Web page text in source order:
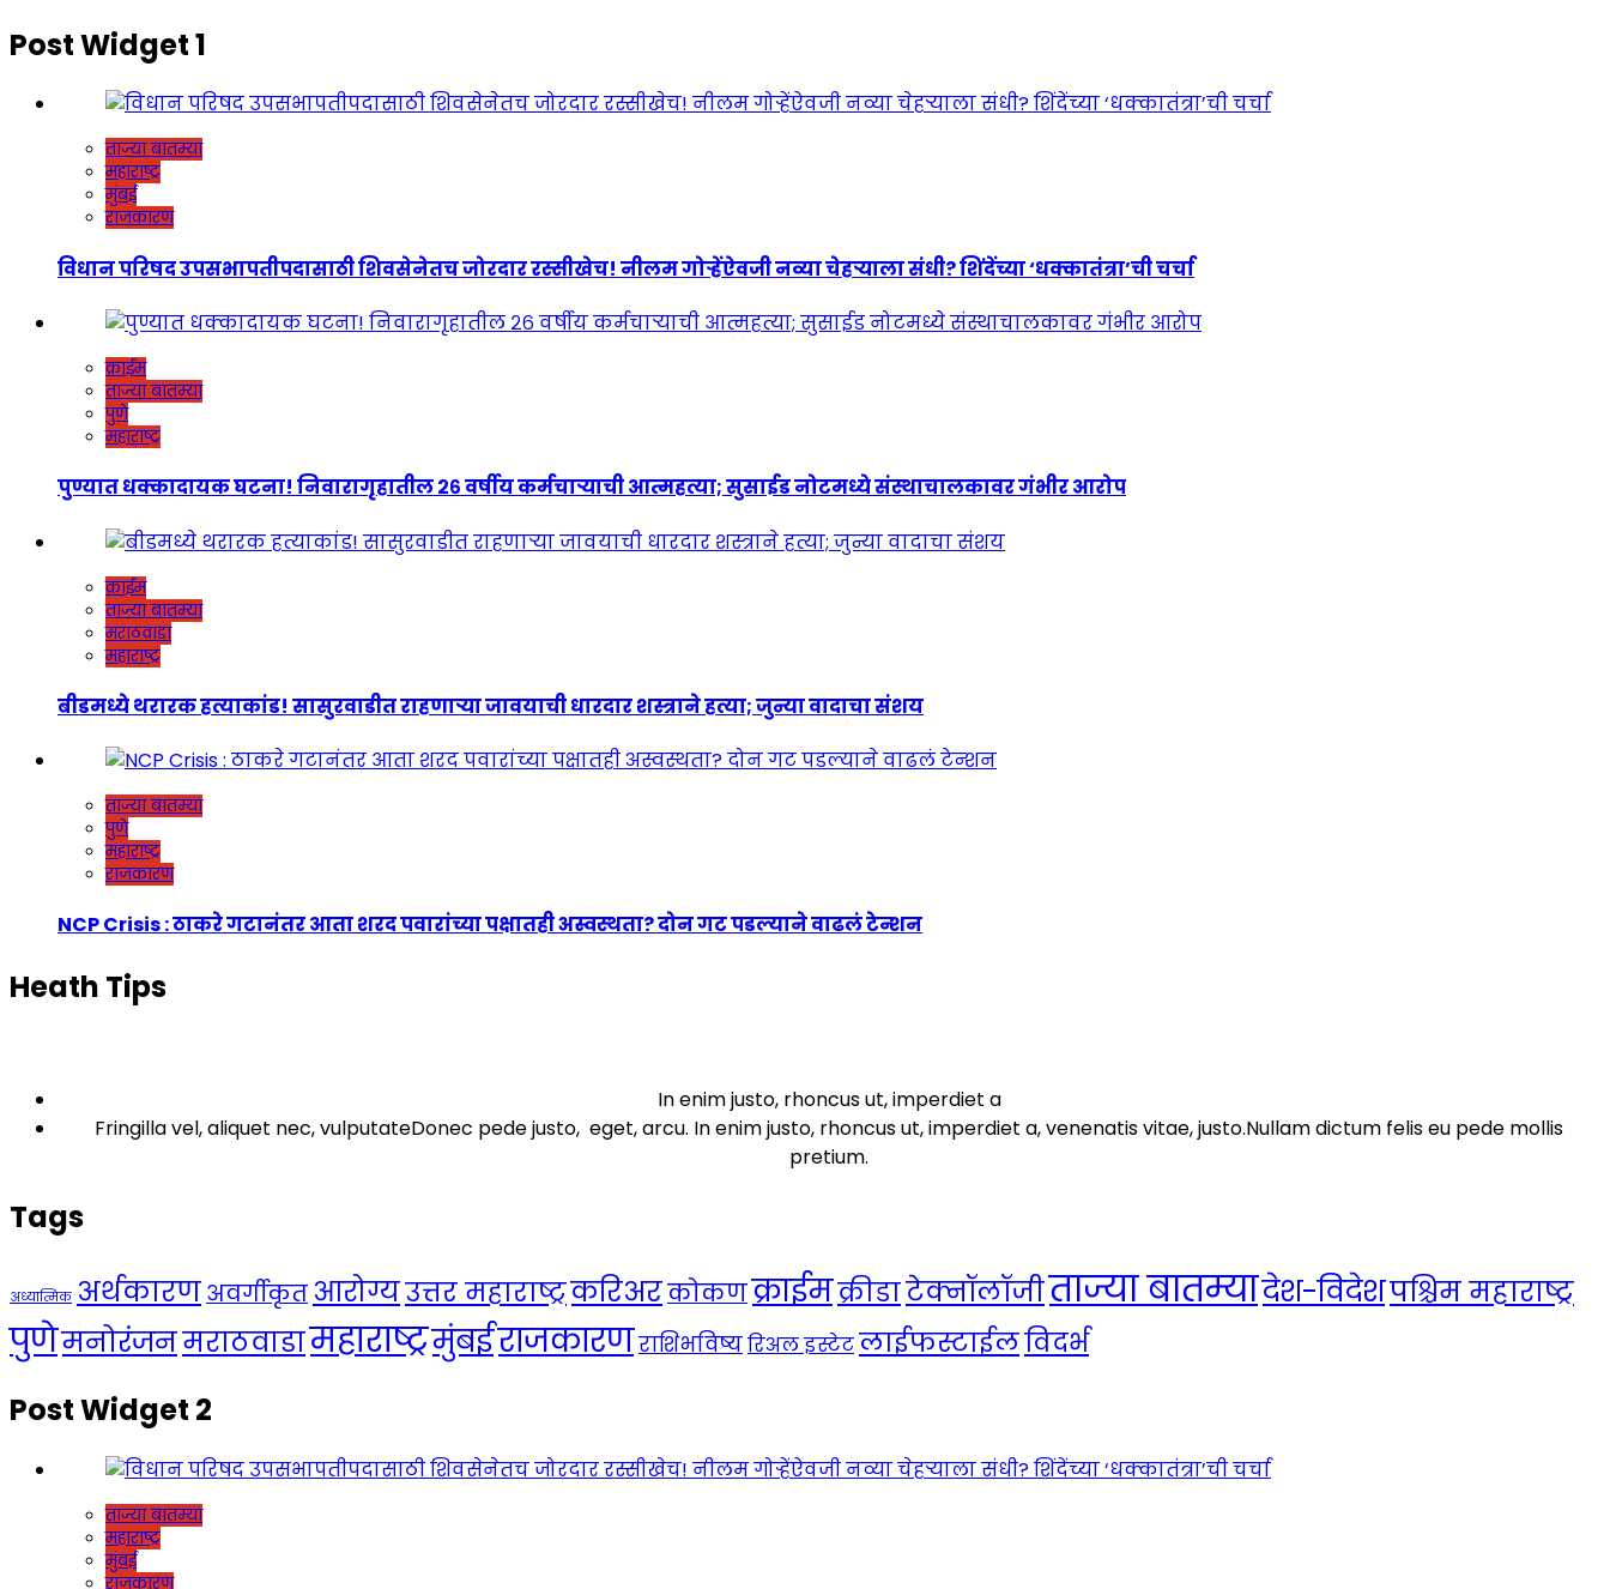
Post Widget 1
ताज्या बातम्या
महाराष्ट्र
मुंबई
राजकारण
विधान परिषद उपसभापतीपदासाठी शिवसेनेतच जोरदार रस्सीखेच! नीलम गोऱ्हेंऐवजी नव्या चेहऱ्याला संधी? शिंदेंच्या ‘धक्कातंत्रा’ची चर्चा
क्राईम
ताज्या बातम्या
पुणे
महाराष्ट्र
पुण्यात धक्कादायक घटना! निवारागृहातील २६ वर्षीय कर्मचाऱ्याची आत्महत्या; सुसाईड नोटमध्ये संस्थाचालकावर गंभीर आरोप
क्राईम
ताज्या बातम्या
मराठवाडा
महाराष्ट्र
बीडमध्ये थरारक हत्याकांड! सासुरवाडीत राहणाऱ्या जावयाची धारदार शस्त्राने हत्या; जुन्या वादाचा संशय
ताज्या बातम्या
पुणे
महाराष्ट्र
राजकारण
NCP Crisis : ठाकरे गटानंतर आता शरद पवारांच्या पक्षातही अस्वस्थता? दोन गट पडल्याने वाढलं टेन्शन
Heath Tips
In enim justo, rhoncus ut, imperdiet a
Fringilla vel, aliquet nec, vulputateDonec pede justo, eget, arcu. In enim justo, rhoncus ut, imperdiet a, venenatis vitae, justo.Nullam dictum felis eu pede mollis
pretium.
Tags
अध्यात्मिक अर्थकारणअवर्गीकृत आरोग्यउत्तर महाराष्ट्रकरिअरकोकणक्राईमक्रीडाटेक्नॉलॉजीताज्या बातम्यादेश-विदेशपश्चिम महाराष्ट्र
पुणेमनोरंजनमराठवाडामहाराष्ट्रमुंबईराजकारणराशिभविष्यरिअल इस्टेटलाईफस्टाईलविदर्भ
Post Widget 2
ताज्या बातम्या
महाराष्ट्र
मुंबई
राजकारण